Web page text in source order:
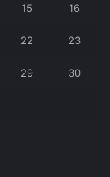
15 16
22 23
29 30